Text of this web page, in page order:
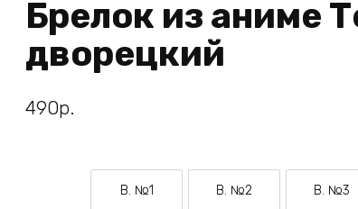
Брелок из аниме
дворецкий
490р.
В. №1
Вариант №1
В. №2
Вариант №2
В. №3